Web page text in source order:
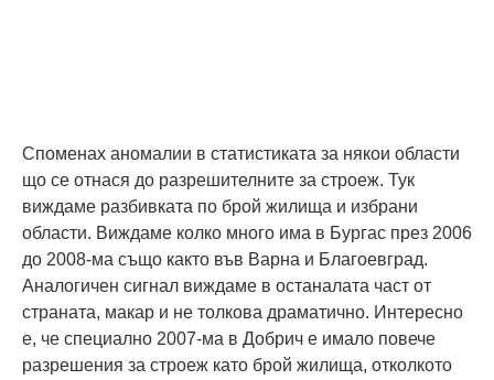
Споменах аномалии в статистиката за някои области
що се отнася до разрешителните за строеж. Тук
виждаме разбивката по брой жилища и избрани
области. Виждаме колко много има в Бургас през 2006
до 2008-ма също както във Варна и Благоевград.
Аналогичен сигнал виждаме в останалата част от
страната, макар и не толкова драматично. Интересно
е, че специално 2007-ма в Добрич е имало повече
разрешения за строеж като брой жилища, отколкото